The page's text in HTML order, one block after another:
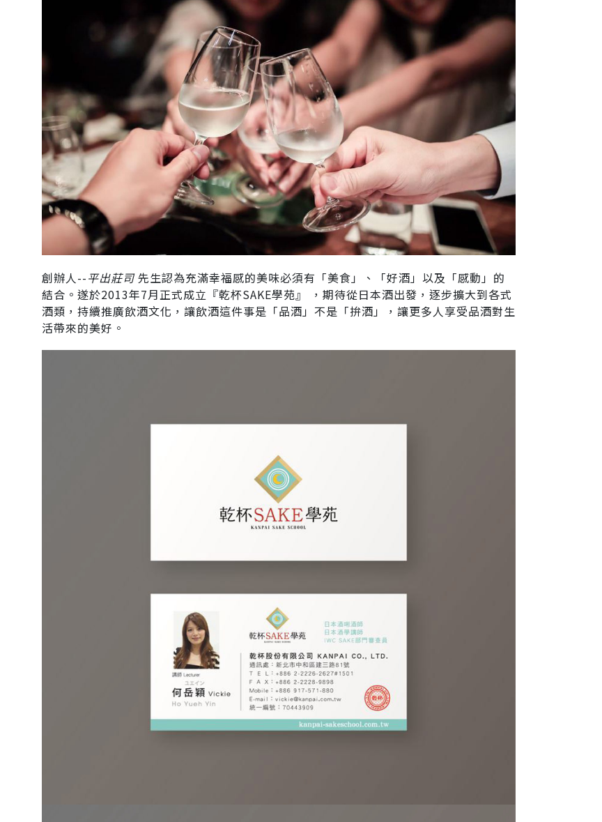
創辦人--平出莊司先生認為充滿幸福感的美味必須有「美食」、「好酒」以及「感動」的
結合。遂於2013年7月正式成立『乾杯SAKE學苑』 ，期待從日本酒出發，逐步擴大到各式
酒類，持續推廣飲酒文化，讓飲酒這件事是「品酒」不是「拚酒」，讓更多人享受品酒對生
活帶來的美好。